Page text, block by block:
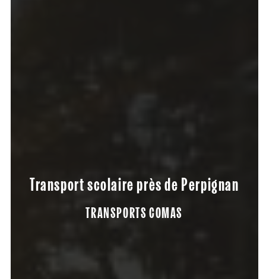
Transport scolaire près de Perpignan
TRANSPORTS COMAS